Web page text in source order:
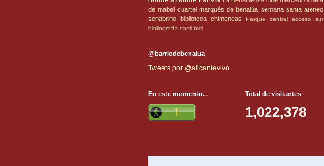
de mabel cuartel marqués de benalúa semana santa ateneo
senabrino biblioteca chimeneas Parque central
acceso sur
bibliografía carril bici
@barriodebenalua
Tweets por @alicantevivo
En este momento... Total de visitantes
1,022,378